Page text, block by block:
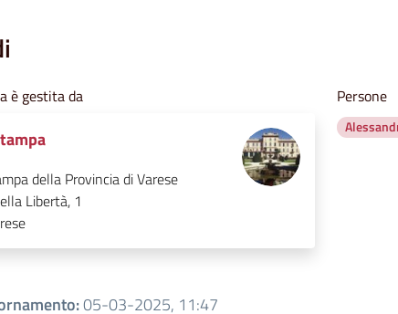
è gestita da
della Provincia di Varese
Libertà, 1
Persone
:05-03-2025, 11:47